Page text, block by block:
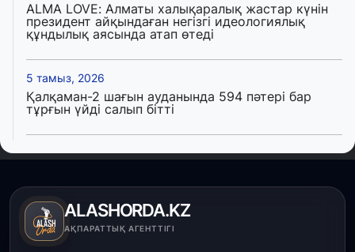
ALMA LOVE: Алматы халықаралық жастар күнін
президент айқындаған негізгі идеологиялық
құндылық аясында атап өтеді
5 тамыз, 2026
Қалқаман-2 шағын ауданында 594 пәтері бар
тұрғын үйді салып бітті
4 тамыз, 2026
артады – Үкімет отырысы
3 тамыз, 2026
ALASHORDA.KZ
АҚПАРАТТЫҚ АГЕНТТІГІ